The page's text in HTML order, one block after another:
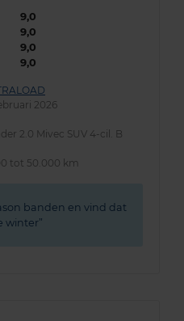
9,0
9,0
9,0
9,0
2026
2.0 Mivec SUV 4-cil. B
tot 50.000 km
banden en vind dat
winter